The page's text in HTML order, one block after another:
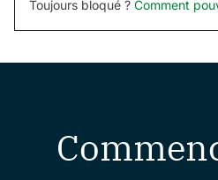
Toujours bloqué ? Comment